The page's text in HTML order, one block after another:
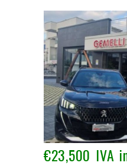
€23,500 IVA